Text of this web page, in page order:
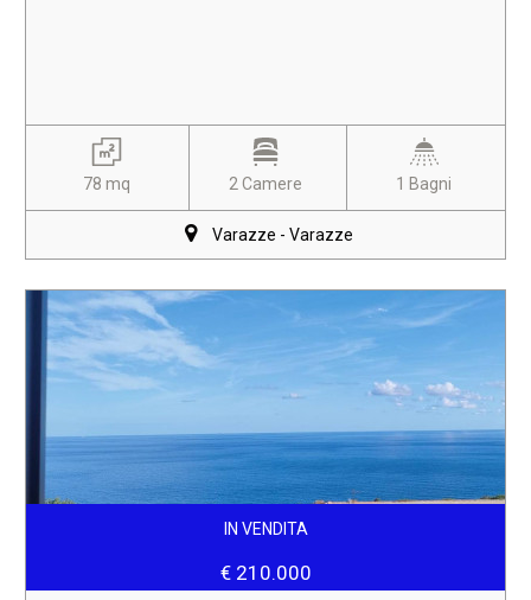
78 mq 2 Camere 1 Bagni
Varazze - Varazze
IN VENDITA
€ 210.000